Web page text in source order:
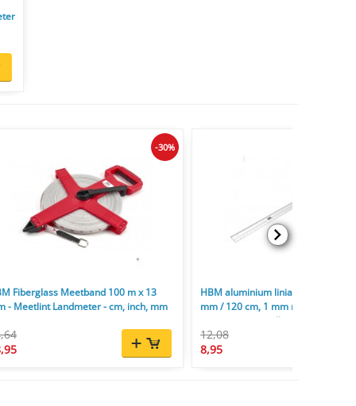
Fiberglass Meetband 100 m x 13
- Meetlint Landmeter - cm, inch, mm
-30%
HBM aluminium liniaal met
mm / 120 cm, 1 mm nauwkeurig,
centimeter en millimeter aflezing
12,08
8,95